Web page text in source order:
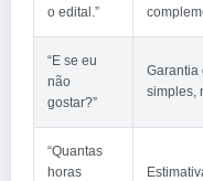
o edital.”
“E se eu
não
gostar?”
Garantia
simples,
“Quantas
horas